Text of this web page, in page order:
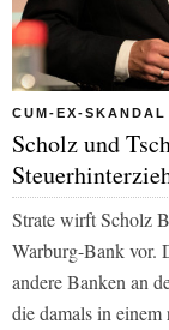
CUM-EX-SKANDAL
Scholz und
Strate wirft Scholz
Warburg-Bank vor.
andere Banken an
die damals in